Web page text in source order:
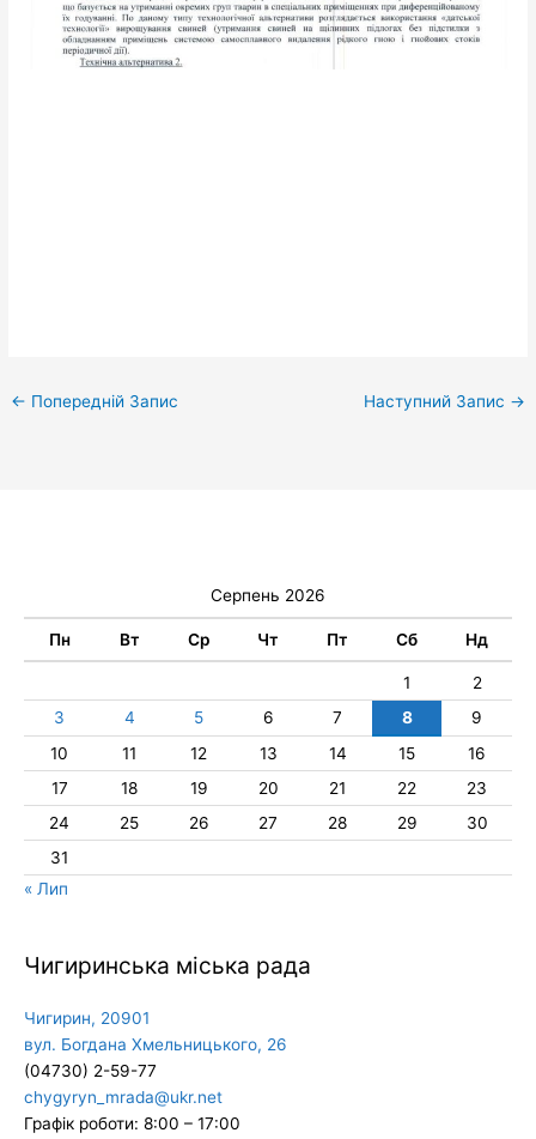
← Попередній Запис Наступний Запис →
Серпень 2026
Пн Вт Ср Чт Пт Сб Нд
1
2
3
4 5 6 7 8
9
10
11 12 13 14 15
16
17
18 19 20 21 22
23
24
25 26 27 28 29
30
31
« Лип
Чигиринська міська рада
Чигирин, 20901
вул. Богдана Хмельницького, 26
(04730) 2-59-77
chygyryn_mrada@ukr.net
Графік роботи: 8:00 – 17:00